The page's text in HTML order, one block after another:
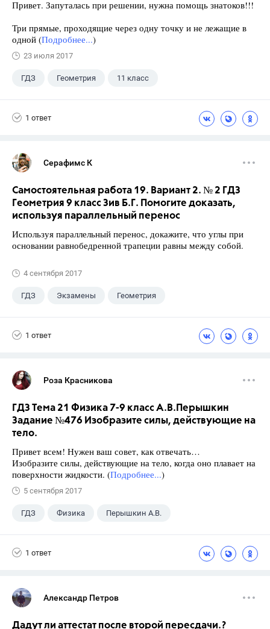
Привет. Запуталась при решении, нужна помощь знатоков!!!
Три прямые, проходящие через одну точку и не лежащие в
одной (Подробнее...)
23 июля 2017
ГДЗ Геометрия 11 класс
1 ответ
Серафимс К
Самостоятельная работа 19. Вариант 2. № 2 ГДЗ
Геометрия 9 класс Зив Б.Г. Помогите доказать,
используя параллельный перенос
Используя параллельный перенос, докажите, что углы при
основании равнобедренной трапеции равны между собой.
4 сентября 2017
ГДЗ Экзамены Геометрия
1 ответ
Роза Красникова
ГДЗ Тема 21 Физика 7-9 класс А.В.Перышкин
Задание №476 Изобразите силы, действующие на
тело.
Привет всем! Нужен ваш совет, как отвечать…
Изобразите силы, действующие на тело, когда оно плавает на
поверхности жидкости. (Подробнее...)
5 сентября 2017
ГДЗ Физика Перышкин А.В.
1 ответ
Александр Петров
Дадут ли аттестат после второй пересдачи.?